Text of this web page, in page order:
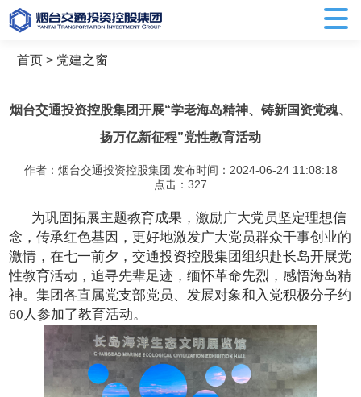
首页> 党建之窗
烟台交通投资控股集团开展“学老海岛精神、铸新国资党魂、
扬万亿新征程”党性教育活动
作者：烟台交通投资控股集团 发布时间：2024-06-24 11:08:18
点击： 327
为巩固拓展主题教育成果，激励广大党员坚定理想信
念，传承红色基因，更好地激发广大党员群众干事创业的
激情，在七一前夕，交通投资控股集团组织赴长岛开展党
性教育活动，追寻先辈足迹，缅怀革命先烈，感悟海岛精
神。集团各直属党支部党员、发展对象和入党积极分子约
60人参加了教育活动。